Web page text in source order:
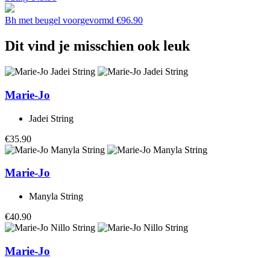
Bh met beugel voorgevormd €96.90
Dit vind je misschien ook leuk
Marie-Jo
Jadei String
€35.90
Marie-Jo
Manyla String
€40.90
Marie-Jo